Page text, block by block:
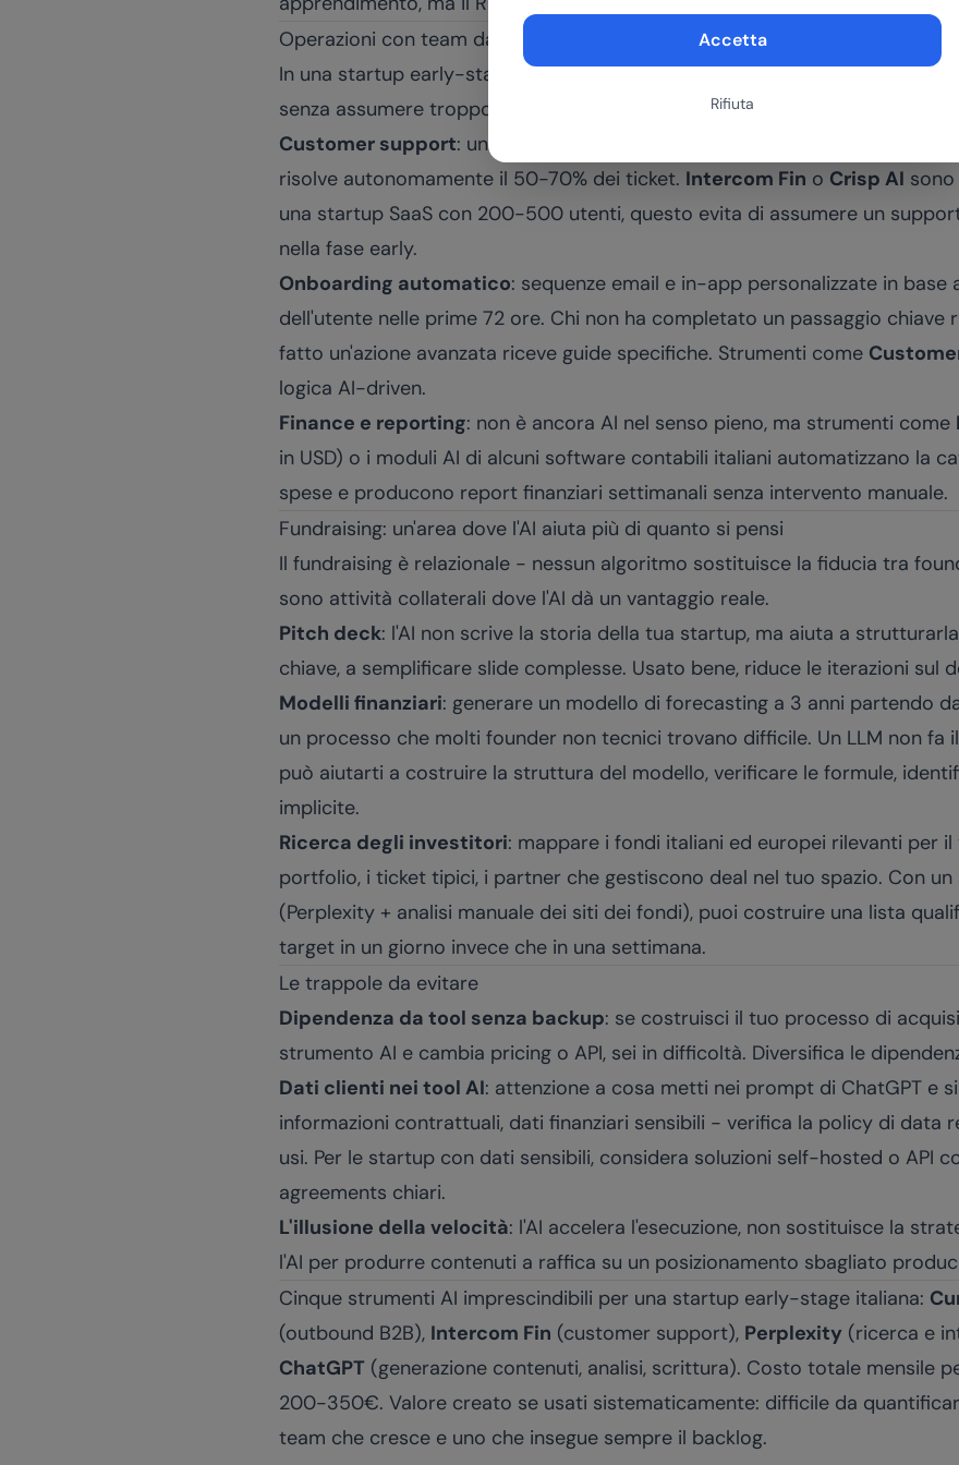
Accetta
Rifiuta
Operazioni con team da 1 a 10 persone
In una startup early-stage, ogni persona copre 3-4 ruoli. L'AI è il modo
senza assumere troppo presto.
Customer support: un chatbot AI addestrato sulla documentazione del
risolve autonomamente il 50-70% dei ticket. Intercom Fin o Crisp AI sono
una startup SaaS con 200-500 utenti, questo evita di assumere un
nella fase early.
Onboarding automatico: sequenze email e in-app personalizzate in
dell'utente nelle prime 72 ore. Chi non ha completato un passaggio chiave
fatto un'azione avanzata riceve guide specifiche. Strumenti come
logica AI-driven.
Finance e reporting: non è ancora AI nel senso pieno, ma strumenti come
in USD) o i moduli AI di alcuni software contabili italiani automatizzano la
spese e producono report finanziari settimanali senza intervento manuale.
Fundraising: un'area dove l'AI aiuta più di quanto si pensi
Il fundraising è relazionale - nessun algoritmo sostituisce la fiducia tra
sono attività collaterali dove l'AI dà un vantaggio reale.
Pitch deck: l'AI non scrive la storia della tua startup, ma aiuta a
chiave, a semplificare slide complesse. Usato bene, riduce le iterazioni sul
Modelli finanziari: generare un modello di forecasting a 3 anni partendo
un processo che molti founder non tecnici trovano difficile. Un LLM non fa
può aiutarti a costruire la struttura del modello, verificare le formule,
implicite.
Ricerca degli investitori: mappare i fondi italiani ed europei rilevanti per
portfolio, i ticket tipici, i partner che gestiscono deal nel tuo spazio. Con
(Perplexity + analisi manuale dei siti dei fondi), puoi costruire una lista
target in un giorno invece che in una settimana.
Le trappole da evitare
Dipendenza da tool senza backup: se costruisci il tuo processo di
strumento AI e cambia pricing o API, sei in difficoltà. Diversifica le
Dati clienti nei tool AI: attenzione a cosa metti nei prompt di ChatGPT e
informazioni contrattuali, dati finanziari sensibili - verifica la policy di data
usi. Per le startup con dati sensibili, considera soluzioni self-hosted o API
agreements chiari.
L'illusione della velocità: l'AI accelera l'esecuzione, non sostituisce la
l'AI per produrre contenuti a raffica su un posizionamento sbagliato
Cinque strumenti AI imprescindibili per una startup early-stage italiana:
(outbound B2B), Intercom Fin (customer support), Perplexity (ricerca e
ChatGPT (generazione contenuti, analisi, scrittura). Costo totale mensile
200-350€. Valore creato se usati sistematicamente: difficile da
team che cresce e uno che insegue sempre il backlog.